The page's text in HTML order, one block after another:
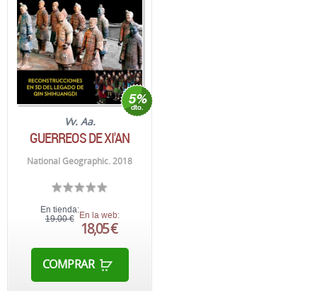
Vv. Aa.
GUERREOS DE XI'AN
National Geographic. 2018
En tienda:
19,00 € En la web:
18,05 €
COMPRAR